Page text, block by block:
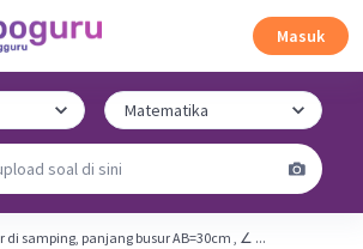
Masuk
di samping, panjang busur AB=30cm , ∠ ...